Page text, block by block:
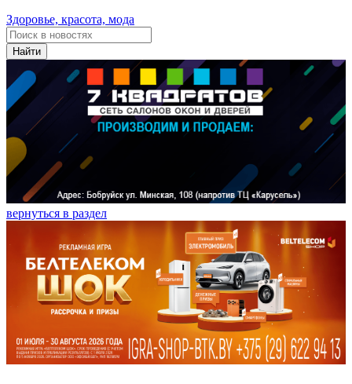
Здоровье, красота, мода
Найти
вернуться в раздел